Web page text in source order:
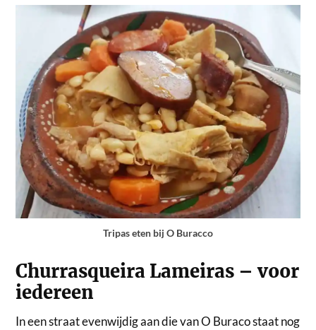
Tripas eten bij O Buracco
Churrasqueira Lameiras – voor
iedereen
In een straat evenwijdig aan die van O Buraco staat nog